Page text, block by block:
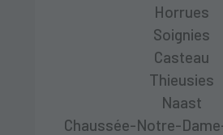
Horrues
Soignies
Casteau
Thieusies
Naast
Chaussée-Notre-